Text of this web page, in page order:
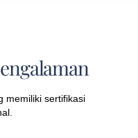
memiliki sertifikasi